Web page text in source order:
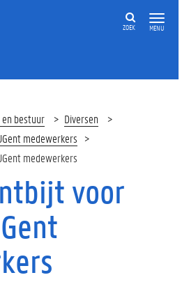
MENU
ZOEK
bestuur
Diversen
medewerkers
medewerkers
voor